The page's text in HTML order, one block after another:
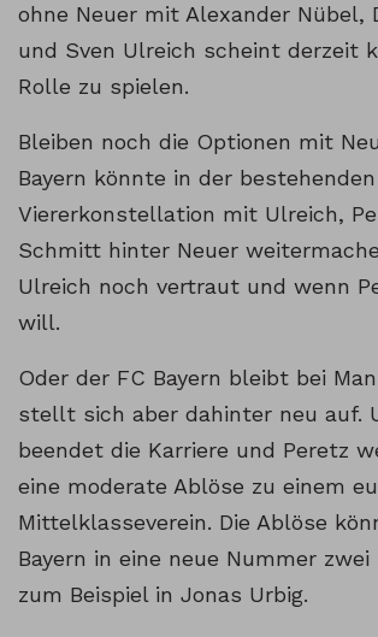
ohne Neuer mit Alexander Nübel,
und Sven Ulreich scheint derzeit
Rolle zu spielen.
Bleiben noch die Optionen mit
Bayern könnte in der bestehenden
Viererkonstellation mit Ulreich,
Schmitt hinter Neuer
Ulreich noch vertraut und wenn
will.
Oder der FC Bayern bleibt bei
stellt sich aber dahinter neu auf.
beendet die Karriere und Peretz
eine moderate Ablöse zu einem
Mittelklasseverein. Die Ablöse
Bayern in eine neue Nummer zwei
zum Beispiel in Jonas Urbig.